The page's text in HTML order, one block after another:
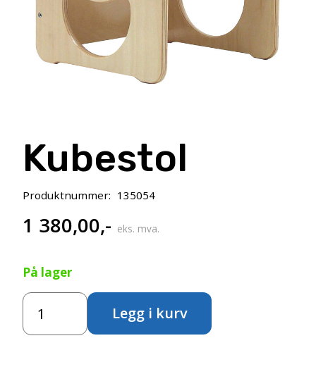
Kubestol
Produktnummer: 135054
1 380,00,- eks. mva.
På lager
Kubestol
antall
Legg i kurv